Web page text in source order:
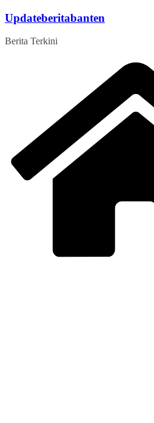
Skip
content
Updateberitabanten
Berita Terkini